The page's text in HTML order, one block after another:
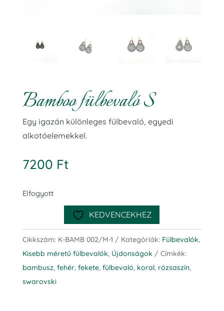
Bamboo fülbevaló S
Egy igazán különleges fülbevaló, egyedi
alkotóelemekkel.
7200 Ft
Elfogyott
KEDVENCEKHEZ
Cikkszám: K-BAMB 002/M-1 Kategóriák: Fülbevalók,
Kisebb méretű fülbevalók, Újdonságok
Címkék:
bambusz, fehér, fekete, fülbevaló, koral, rózsaszín,
swarovski